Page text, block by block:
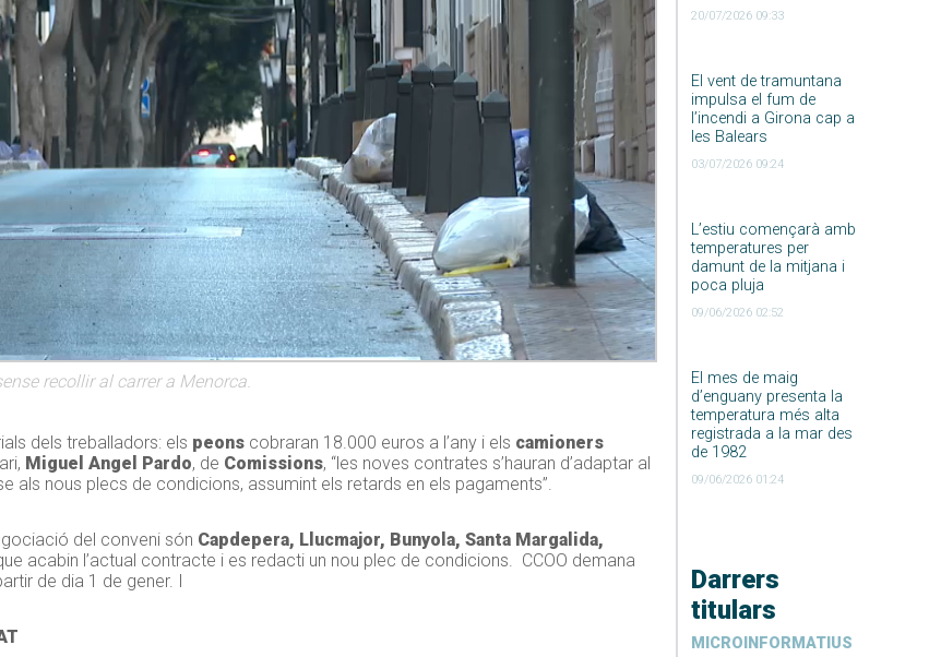
20/07/2026 09:33
El vent de tramuntana
impulsa el fum de
l’incendi a Girona cap a
les Balears
03/07/2026 09:24
L’estiu començarà amb
temperatures per
damunt de la mitjana i
poca pluja
09/06/2026 02:52
El mes de maig
d’enguany presenta la
temperatura més alta
registrada a la mar des
de 1982
09/06/2026 01:24
Darrers
titulars
MICROINFORMATIUS
recollir al carrer a Menorca.
dels treballadors: els peons cobraran 18.000 euros a l’any i els camioners
Miguel Angel Pardo, de Comissions, “les noves contrates s’hauran d’adaptar al
als nous plecs de condicions, assumint els retards en els pagaments”.
del conveni són Capdepera, Llucmajor, Bunyola, Santa Margalida,
acabin l’actual contracte i es redacti un nou plec de condicions. CCOO demana
de dia 1 de gener. I